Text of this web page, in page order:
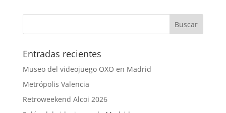
Entradas recientes
Museo del videojuego OXO en Madrid
Metrópolis Valencia
Retroweekend Alcoi 2026